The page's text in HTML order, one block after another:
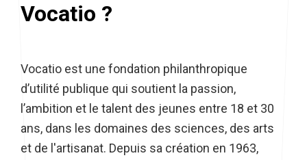
Vocatio ?
Vocatio est une fondation philanthropique
d’utilité publique qui soutient la passion,
l’ambition et le talent des jeunes entre 18 et 30
ans, dans les domaines des sciences, des arts
et de l'artisanat. Depuis sa création en 1963,